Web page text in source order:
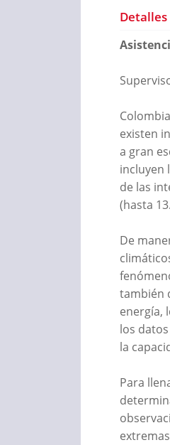
Detalles
existen
a gran
incluyen
de las
(hasta
De
también
energía,
los
la
Para